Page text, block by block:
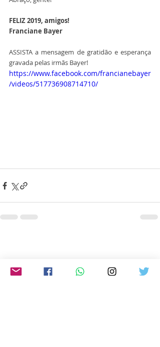
FELIZ 2019, amigos!
Franciane Bayer
ASSISTA a mensagem de gratidão e esperança
gravada pelas irmãs Bayer!
https://www.facebook.com/francianebayer
/videos/517736908714710/